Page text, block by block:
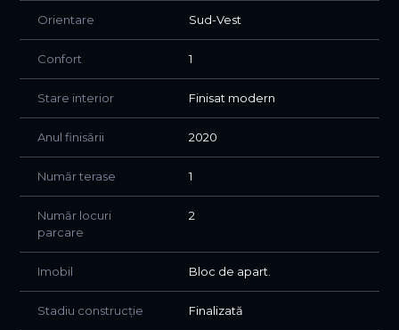
✔ locație premium, ușor accesibilă spre zona centrala
pietonala
✔ imagine profesională pentru business-ul tău sau o
locuința in inima orașului
📞 Pentru mai multe detalii sau programarea unei
vizionări, vă invităm să ne contactați.
Orientare Sud-Vest
Confort 1
Stare interior Finisat modern
Anul finisării 2020
Număr terase 1
Număr locuri
parcare
2
Imobil Bloc de apart.
Stadiu construcție Finalizată